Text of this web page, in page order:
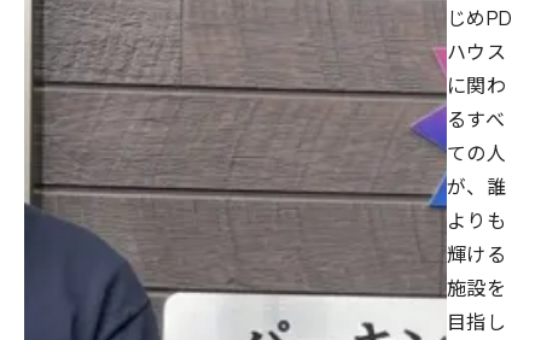
じめPD
ハウス
に関わ
るすべ
ての人
が、誰
よりも
輝ける
施設を
目指し